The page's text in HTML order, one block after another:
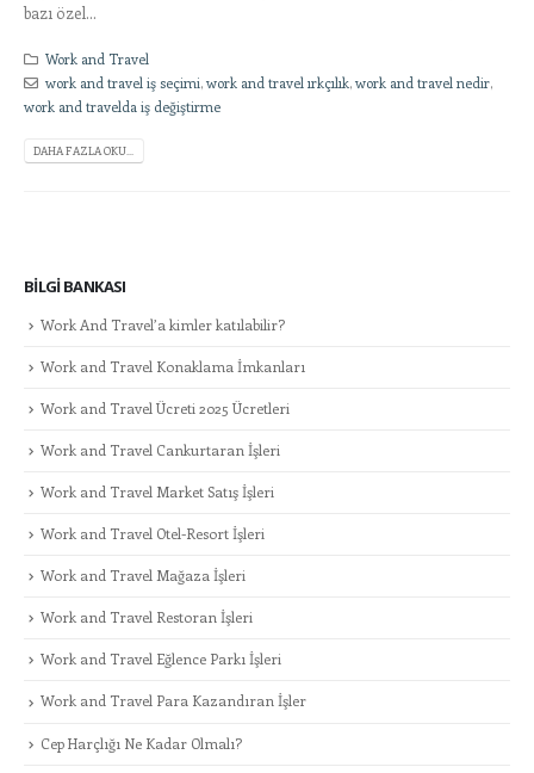
bazı özel...
Work and Travel
work and travel iş seçimi,work and travel ırkçılık,work and travel nedir,
work and travelda iş değiştirme
DAHA FAZLA OKU...
BILGI BANKASI
Work And Travel’a kimler katılabilir?
Work and Travel Konaklama İmkanları
Work and Travel Ücreti 2025 Ücretleri
Work and Travel Cankurtaran İşleri
Work and Travel Market Satış İşleri
Work and Travel Otel-Resort İşleri
Work and Travel Mağaza İşleri
Work and Travel Restoran İşleri
Work and Travel Eğlence Parkı İşleri
Work and Travel Para Kazandıran İşler
Cep Harçlığı Ne Kadar Olmalı?